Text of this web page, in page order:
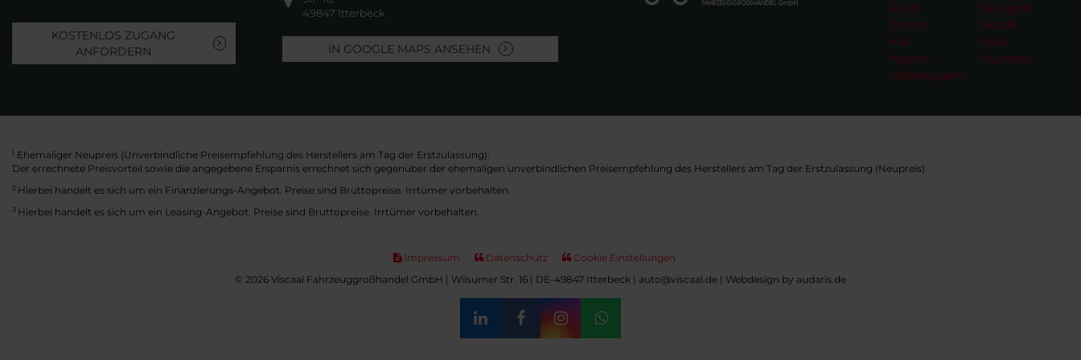
KOSTENLOS ZUGANG
ANFORDERN
49847 Itterbeck
IN GOOGLE MAPS ANSEHEN
Ford
Transit
Kia
Nissan
Volkswagen
Peugeot
Skoda
Seat
Hyundai
1 Ehemaliger Neupreis (Unverbindliche Preisempfehlung des Herstellers am Tag der Erstzulassung).
Der errechnete Preisvorteil sowie die angegebene Ersparnis errechnet sich gegenüber der ehemaligen unverbindlichen Preisempfehlung des Herstellers am Tag der Erstzulassung (Neupreis).
2 Hierbei handelt es sich um ein Finanzierungs-Angebot. Preise sind Bruttopreise. Irrtümer vorbehalten.
3 Hierbei handelt es sich um ein Leasing-Angebot. Preise sind Bruttopreise. Irrtümer vorbehalten.
Impressum Datenschutz
Cookie Einstellungen
© 2026 Viscaal Fahrzeuggroßhandel GmbH | Wilsumer Str. 16 | DE-49847 Itterbeck | auto@viscaal.de | Webdesign by audaris.de